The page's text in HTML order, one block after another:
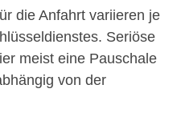
die Anfahrt variieren je
Seriöse
meist eine Pauschale
von der